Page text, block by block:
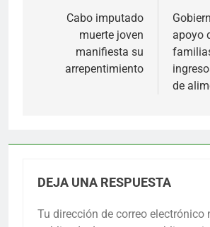
entradas
Cabo imputado
muerte joven
manifiesta su
arrepentimiento
apoyo
de
DEJA UNA RESPUESTA
Tu dirección de correo electrónico